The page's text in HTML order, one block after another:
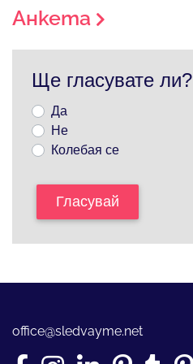
Анкета
Ще гласувате ли?
Да
Не
Колебая се
Гласувай
office@sledvayme.net